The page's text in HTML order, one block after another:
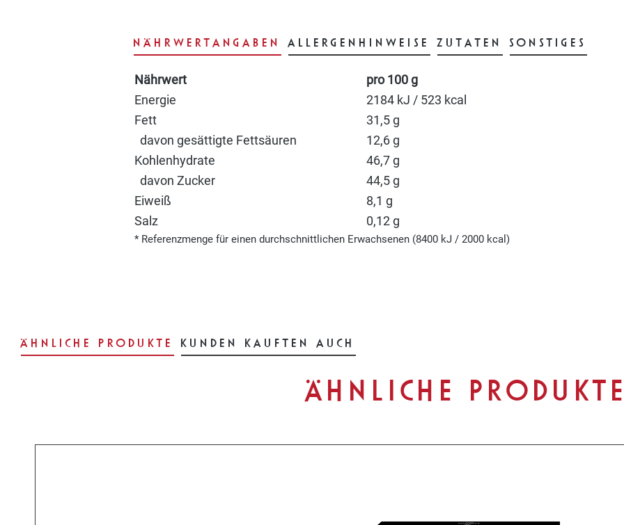
NÄHRWERTANGABEN ALLERGENHINWEISE ZUTATEN SONSTIGES
Nährwert pro 100 g
* Referenzmenge für einen durchschnittlichen Erwachsenen (8400 kJ / 2000 kcal)
Energie
2184 kJ / 523 kcal
Fett
31,5 g
davon gesättigte Fettsäuren
12,6 g
Kohlenhydrate
46,7 g
davon Zucker
44,5 g
Eiweiß
8,1 g
Salz
0,12 g
ÄHNLICHE PRODUKTE KUNDEN KAUFTEN AUCH
ÄHNLICHE